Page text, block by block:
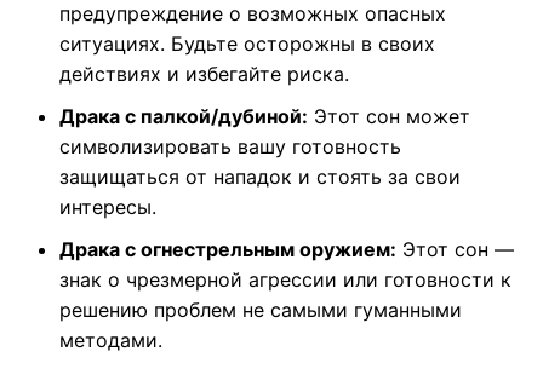
предупреждение о возможных опасных
ситуациях. Будьте осторожны в своих
действиях и избегайте риска.
Драка с палкой/дубиной: Этот сон может
символизировать вашу готовность
защищаться от нападок и стоять за свои
интересы.
Драка с огнестрельным оружием: Этот сон —
знак о чрезмерной агрессии или готовности к
решению проблем не самыми гуманными
методами.